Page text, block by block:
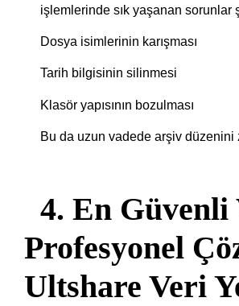
işlemlerinde sık yaşanan sorunlar
Dosya isimlerinin karışması
Tarih bilgisinin silinmesi
Klasör yapısının bozulması
Bu da uzun vadede arşiv düzenini
4. En Güvenli
Profesyonel
Ultshare Veri